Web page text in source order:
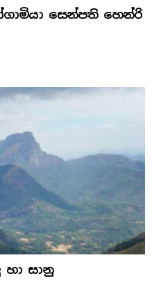
සෙන්පති හෙන්රි
සානු